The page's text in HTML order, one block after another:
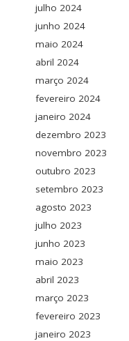
julho 2024
junho 2024
maio 2024
abril 2024
março 2024
fevereiro 2024
janeiro 2024
dezembro 2023
novembro 2023
outubro 2023
setembro 2023
agosto 2023
julho 2023
junho 2023
maio 2023
abril 2023
março 2023
fevereiro 2023
janeiro 2023